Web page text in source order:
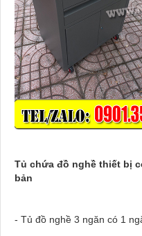
Tủ chứa đồ nghề thiết bị
bản
- Tủ đồ nghề 3 ngăn có 1